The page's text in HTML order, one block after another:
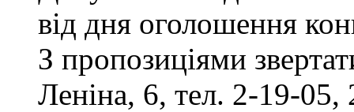
від дня оголошення
З пропозиціями
Леніна, 6, тел. 2-19-05,